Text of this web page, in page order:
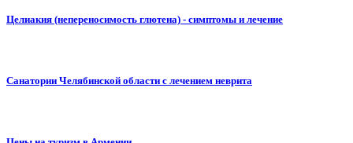
Целиакия (непереносимость глютена) - симптомы и лечение
Санатории Челябинской области с лечением неврита